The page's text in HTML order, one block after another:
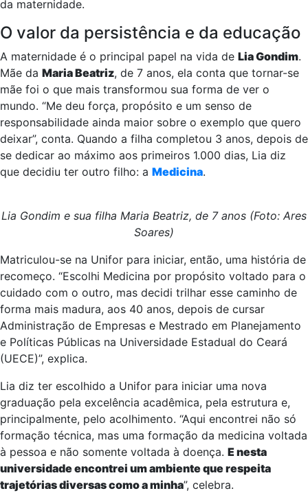
da maternidade.
O valor da persistência e da educação
A maternidade é o principal papel na vida de Lia Gondim.
Mãe da Maria Beatriz, de 7 anos, ela conta que tornar-se
mãe foi o que mais transformou sua forma de ver o
mundo. “Me deu força, propósito e um senso de
responsabilidade ainda maior sobre o exemplo que quero
deixar”, conta. Quando a filha completou 3 anos, depois de
se dedicar ao máximo aos primeiros 1.000 dias, Lia diz
que decidiu ter outro filho: a Medicina.
Lia Gondim e sua filha Maria Beatriz, de 7 anos (Foto: Ares
Soares)
Matriculou-se na Unifor para iniciar, então, uma história de
recomeço. “Escolhi Medicina por propósito voltado para o
cuidado com o outro, mas decidi trilhar esse caminho de
forma mais madura, aos 40 anos, depois de cursar
Administração de Empresas e Mestrado em Planejamento
e Políticas Públicas na Universidade Estadual do Ceará
(UECE)”, explica.
Lia diz ter escolhido a Unifor para iniciar uma nova
graduação pela excelência acadêmica, pela estrutura e,
principalmente, pelo acolhimento. “Aqui encontrei não só
formação técnica, mas uma formação da medicina voltada
à pessoa e não somente voltada à doença. E nesta
universidade encontrei um ambiente que respeita
trajetórias diversas como a minha”, celebra.